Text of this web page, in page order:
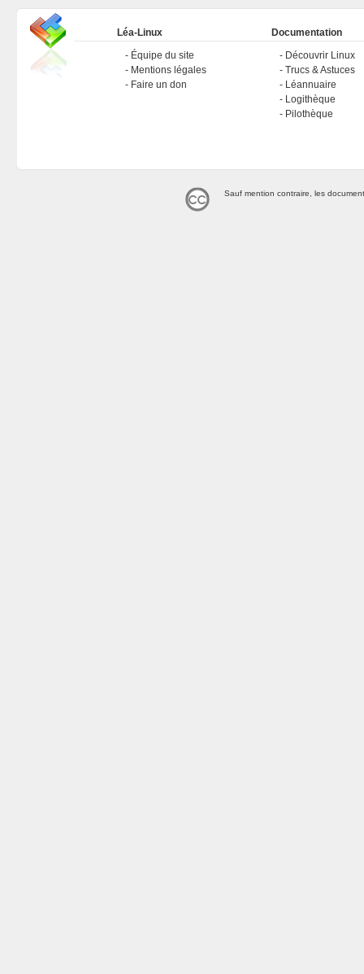
Léa-Linux
Équipe du site
Mentions légales
Faire un don
Documentation
Découvrir Linux
Trucs & Astuces
Léannuaire
Logithèque
Pilothèque
Sauf mention contraire, les